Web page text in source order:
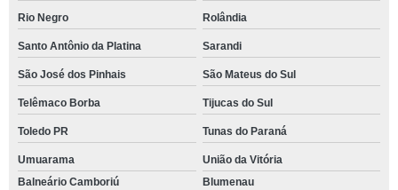
Rio Negro Rolândia
Santo Antônio da Platina Sarandi
São José dos Pinhais São Mateus do Sul
Telêmaco Borba Tijucas do Sul
Toledo PR Tunas do Paraná
Umuarama
União da Vitória
Balneário Camboriú
Blumenau